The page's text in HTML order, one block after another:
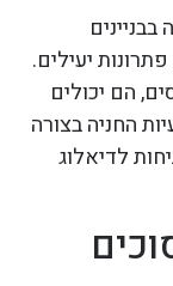
יעילים.
הם יכולים
החניה בצורה
לדיאלוג